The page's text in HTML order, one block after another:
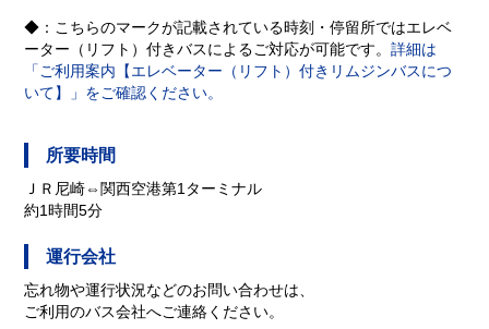
◆：こちらのマークが記載されている時刻・停留所ではエレベ
ーター（リフト）付きバスによるご対応が可能です。詳細は
「ご利用案内【エレベーター（リフト）付きリムジンバスにつ
いて】」をご確認ください。
所要時間
ＪＲ尼崎⇔関西空港第1ターミナル
約1時間5分
運行会社
忘れ物や運行状況などのお問い合わせは、
ご利用のバス会社へご連絡ください。